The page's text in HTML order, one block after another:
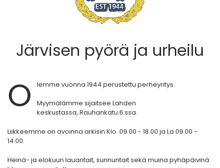
Järvisen pyörä ja urheilu
O
lemme vuonna 1944 perustettu perheyritys.
Myymälämme sijaitsee Lahden
keskustassa, Rauhankatu 6:ssa.
Liikkeemme on avoinna arkisin Klo. 09.00 - 18.00 ja La 09.00 -
14.00.
Heinä- ja elokuun lauantait, sunnuntait sekä muina pyhäpäivinä